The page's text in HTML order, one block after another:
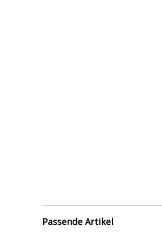
Passende Artikel